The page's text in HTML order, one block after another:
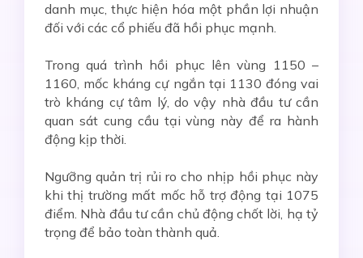
danh mục, thực hiện hóa một phần lợi nhuận
đối với các cổ phiếu đã hồi phục mạnh.
Trong quá trình hồi phục lên vùng 1150 –
1160, mốc kháng cự ngắn tại 1130 đóng vai
trò kháng cự tâm lý, do vậy nhà đầu tư cần
quan sát cung cầu tại vùng này để ra hành
động kịp thời.
Ngưỡng quản trị rủi ro cho nhịp hồi phục này
khi thị trường mất mốc hỗ trợ động tại 1075
điểm. Nhà đầu tư cần chủ động chốt lời, hạ tỷ
trọng để bảo toàn thành quả.